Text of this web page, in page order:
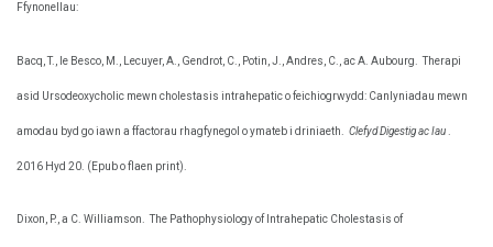
Ffynonellau:
Bacq, T., le Besco, M., Lecuyer, A., Gendrot, C., Potin, J., Andres, C., ac A. Aubourg. Therapi
asid Ursodeoxycholic mewn cholestasis intrahepatic o feichiogrwydd: Canlyniadau mewn
amodau byd go iawn a ffactorau rhagfynegol o ymateb i driniaeth. Clefyd Digestig ac Iau
2016 Hyd 20. (Epub o flaen print).
Dixon, P., a C. Williamson. The Pathophysiology of Intrahepatic Cholestasis of